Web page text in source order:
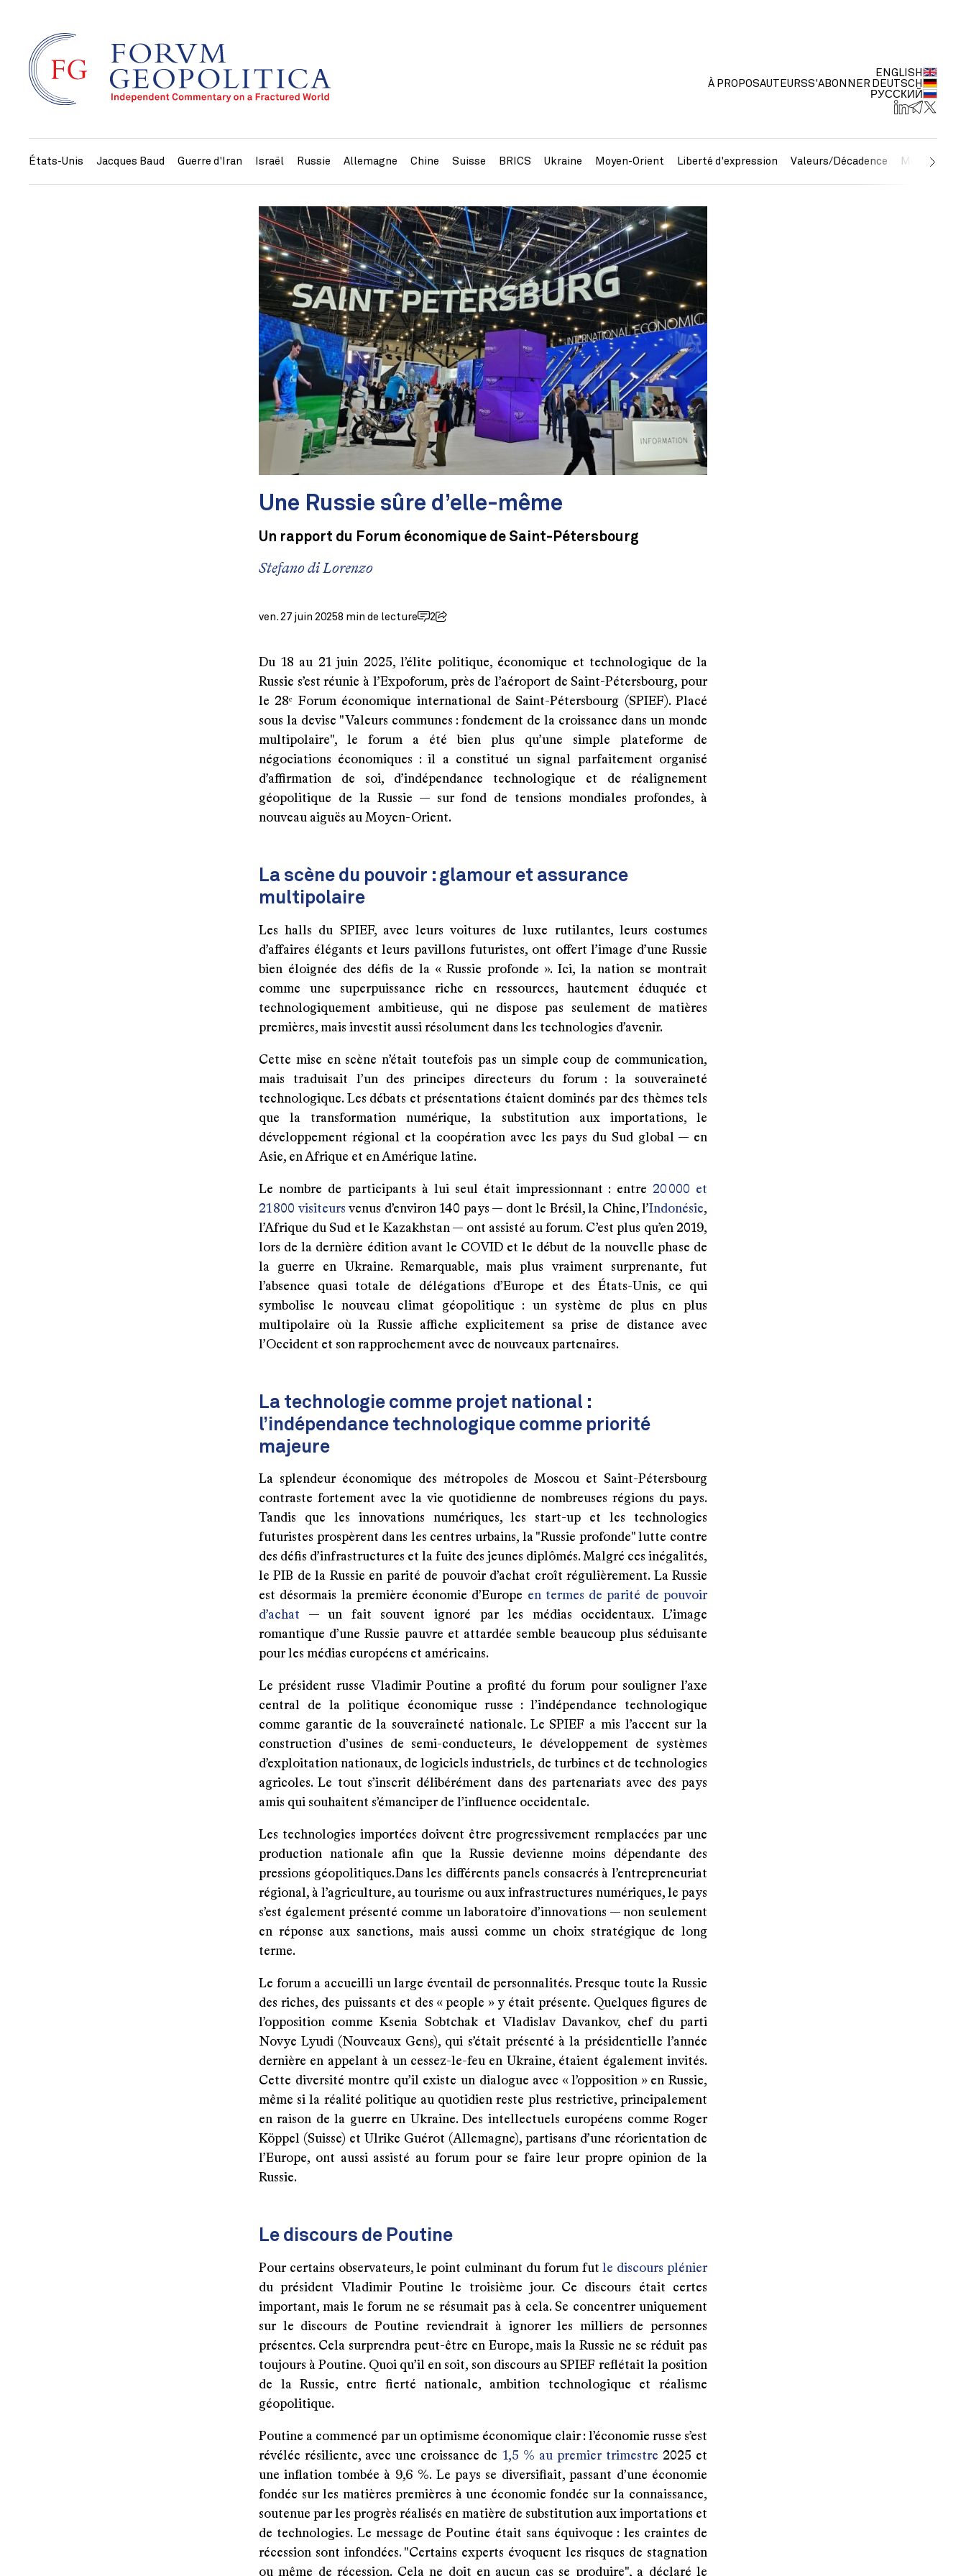
À PROPOSAUTEURSS'ABONNER
ENGLISH
DEUTSCH
РУССКИЙ
États-Unis Jacques Baud Guerre d'Iran Israël Russie Allemagne Chine Suisse BRICS Ukraine Moyen-Orient Liberté d'expression Valeurs/Décadence Métaux
Une Russie sûre d’elle-même
Un rapport du Forum économique de Saint-Pétersbourg
Stefano di Lorenzo
ven. 27 juin 20258 min de lecture 2
Du 18 au 21 juin 2025, l’élite politique, économique et technologique de la
Russie s’est réunie à l’Expoforum, près de l’aéroport de Saint-Pétersbourg, pour
le 28ᵉ Forum économique international de Saint-Pétersbourg (SPIEF). Placé
sous la devise "Valeurs communes : fondement de la croissance dans un monde
multipolaire", le forum a été bien plus qu’une simple plateforme de
négociations économiques : il a constitué un signal parfaitement organisé
d’affirmation de soi, d’indépendance technologique et de réalignement
géopolitique de la Russie — sur fond de tensions mondiales profondes, à
nouveau aiguës au Moyen-Orient.
La scène du pouvoir : glamour et assurance
multipolaire
Les halls du SPIEF, avec leurs voitures de luxe rutilantes, leurs costumes
d’affaires élégants et leurs pavillons futuristes, ont offert l’image d’une Russie
bien éloignée des défis de la « Russie profonde ». Ici, la nation se montrait
comme une superpuissance riche en ressources, hautement éduquée et
technologiquement ambitieuse, qui ne dispose pas seulement de matières
premières, mais investit aussi résolument dans les technologies d’avenir.
Cette mise en scène n’était toutefois pas un simple coup de communication,
mais traduisait l’un des principes directeurs du forum : la souveraineté
technologique. Les débats et présentations étaient dominés par des thèmes tels
que la transformation numérique, la substitution aux importations, le
développement régional et la coopération avec les pays du Sud global — en
Asie, en Afrique et en Amérique latine.
Le nombre de participants à lui seul était impressionnant : entre 20 000 et
21 800 visiteurs venus d’environ 140 pays — dont le Brésil, la Chine, l’Indonésie,
l’Afrique du Sud et le Kazakhstan — ont assisté au forum. C’est plus qu’en 2019,
lors de la dernière édition avant le COVID et le début de la nouvelle phase de
la guerre en Ukraine. Remarquable, mais plus vraiment surprenante, fut
l’absence quasi totale de délégations d’Europe et des États-Unis, ce qui
symbolise le nouveau climat géopolitique : un système de plus en plus
multipolaire où la Russie affiche explicitement sa prise de distance avec
l’Occident et son rapprochement avec de nouveaux partenaires.
La technologie comme projet national :
l’indépendance technologique comme priorité
majeure
La splendeur économique des métropoles de Moscou et Saint-Pétersbourg
contraste fortement avec la vie quotidienne de nombreuses régions du pays.
Tandis que les innovations numériques, les start-up et les technologies
futuristes prospèrent dans les centres urbains, la "Russie profonde" lutte contre
des défis d’infrastructures et la fuite des jeunes diplômés. Malgré ces inégalités,
le PIB de la Russie en parité de pouvoir d’achat croît régulièrement. La Russie
est désormais la première économie d’Europe en termes de parité de pouvoir
d’achat — un fait souvent ignoré par les médias occidentaux. L’image
romantique d’une Russie pauvre et attardée semble beaucoup plus séduisante
pour les médias européens et américains.
Le président russe Vladimir Poutine a profité du forum pour souligner l’axe
central de la politique économique russe : l’indépendance technologique
comme garantie de la souveraineté nationale. Le SPIEF a mis l’accent sur la
construction d’usines de semi-conducteurs, le développement de systèmes
d’exploitation nationaux, de logiciels industriels, de turbines et de technologies
agricoles. Le tout s’inscrit délibérément dans des partenariats avec des pays
amis qui souhaitent s’émanciper de l’influence occidentale.
Les technologies importées doivent être progressivement remplacées par une
production nationale afin que la Russie devienne moins dépendante des
pressions géopolitiques. Dans les différents panels consacrés à l’entrepreneuriat
régional, à l’agriculture, au tourisme ou aux infrastructures numériques, le pays
s’est également présenté comme un laboratoire d’innovations — non seulement
en réponse aux sanctions, mais aussi comme un choix stratégique de long
terme.
Le forum a accueilli un large éventail de personnalités. Presque toute la Russie
des riches, des puissants et des « people » y était présente. Quelques figures de
l’opposition comme Ksenia Sobtchak et Vladislav Davankov, chef du parti
Novye Lyudi (Nouveaux Gens), qui s’était présenté à la présidentielle l’année
dernière en appelant à un cessez-le-feu en Ukraine, étaient également invités.
Cette diversité montre qu’il existe un dialogue avec « l’opposition » en Russie,
même si la réalité politique au quotidien reste plus restrictive, principalement
en raison de la guerre en Ukraine. Des intellectuels européens comme Roger
Köppel (Suisse) et Ulrike Guérot (Allemagne), partisans d’une réorientation de
l’Europe, ont aussi assisté au forum pour se faire leur propre opinion de la
Russie.
Le discours de Poutine
Pour certains observateurs, le point culminant du forum futle discours plénier
du président Vladimir Poutine le troisième jour. Ce discours était certes
important, mais le forum ne se résumait pas à cela. Se concentrer uniquement
sur le discours de Poutine reviendrait à ignorer les milliers de personnes
présentes. Cela surprendra peut-être en Europe, mais la Russie ne se réduit pas
toujours à Poutine. Quoi qu’il en soit, son discours au SPIEF reflétait la position
de la Russie, entre fierté nationale, ambition technologique et réalisme
géopolitique.
Poutine a commencé par un optimisme économique clair : l’économie russe s’est
révélée résiliente, avec une croissance de 1,5 % au premier trimestre 2025 et
une inflation tombée à 9,6 %. Le pays se diversifiait, passant d’une économie
fondée sur les matières premières à une économie fondée sur la connaissance,
soutenue par les progrès réalisés en matière de substitution aux importations et
de technologies. Le message de Poutine était sans équivoque : les craintes de
récession sont infondées. "Certains experts évoquent les risques de stagnation
ou même de récession. Cela ne doit en aucun cas se produire", a déclaré le